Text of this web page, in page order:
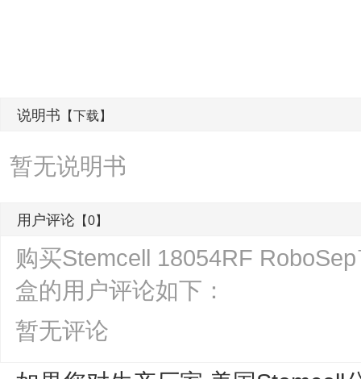
说明书 【下载】
暂无说明书
用户评论 【0】
购买Stemcell 18054RF
盒的用户评论如下：
暂无评论